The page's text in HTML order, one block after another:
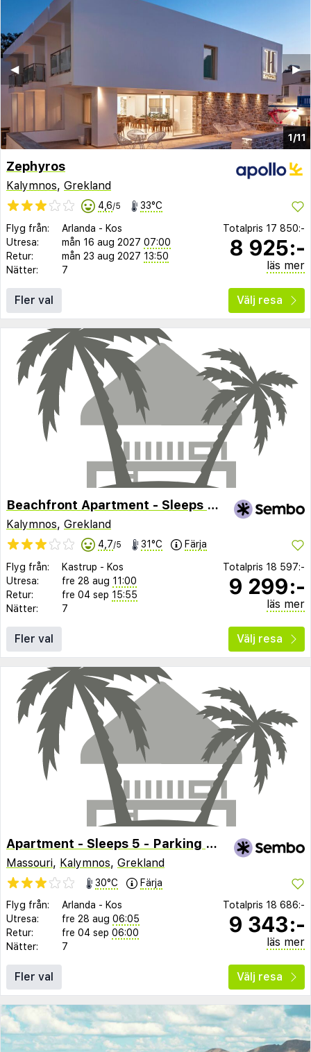
1/11
▶︎
◀︎
Zephyros
Kalymnos, Grekland
4,6/5 33°C
Flyg från: Arlanda - Kos
Utresa:
mån 16 aug 2027 07:00
Retur:
mån 23 aug 2027 13:50
Nätter:
7
Totalpris 17 850:-
8 925:-
läs mer
Fler val Välj resa
Beachfront Apartment - Sleeps 3 & Free Parking
Kalymnos, Grekland
4,7/5 31°C Färja
Flyg från: Kastrup - Kos
Utresa:
fre 28 aug 11:00
Retur:
fre 04 sep 15:55
Nätter:
7
Totalpris 18 597:-
9 299:-
läs mer
Fler val Välj resa
Apartment - Sleeps 5 - Parking - Private Terrace
Massouri, Kalymnos, Grekland
30°C
Färja
Flyg från:
Arlanda - Kos
Utresa:
fre 28 aug 06:05
Retur:
fre 04 sep 06:00
Nätter:
7
Totalpris 18 686:-
9 343:-
läs mer
Fler val Välj resa